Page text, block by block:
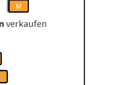
M
verkaufen